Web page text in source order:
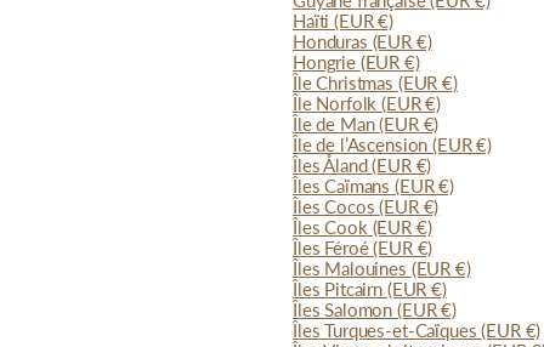
Haïti(EUR €)
Honduras (EUR €)
Hongrie (EUR €)
Île Christmas (EUR €)
Île Norfolk(EUR €)
Île de Man(EUR €)
Île de l’Ascension(EUR €)
Îles Åland(EUR €)
Îles Caïmans(EUR €)
Îles Cocos(EUR €)
Îles Cook (EUR €)
Îles Féroé(EUR €)
Îles Malouines (EUR €)
Îles Pitcairn (EUR €)
Îles Salomon(EUR €)
Îles Turques-et-Caïques(EUR €)